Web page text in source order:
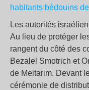
habitants bédouins
Les autorités
Au lieu de protéger
rangent du côté des
Bezalel Smotrich et
de Meitarim. Devant
cérémonie de